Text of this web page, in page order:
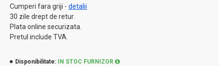
Cumperi fara griji - detalii
30 zile drept de retur.
Plata online securizata.
Pretul include TVA.
Disponibilitate:
IN STOC FURNIZOR